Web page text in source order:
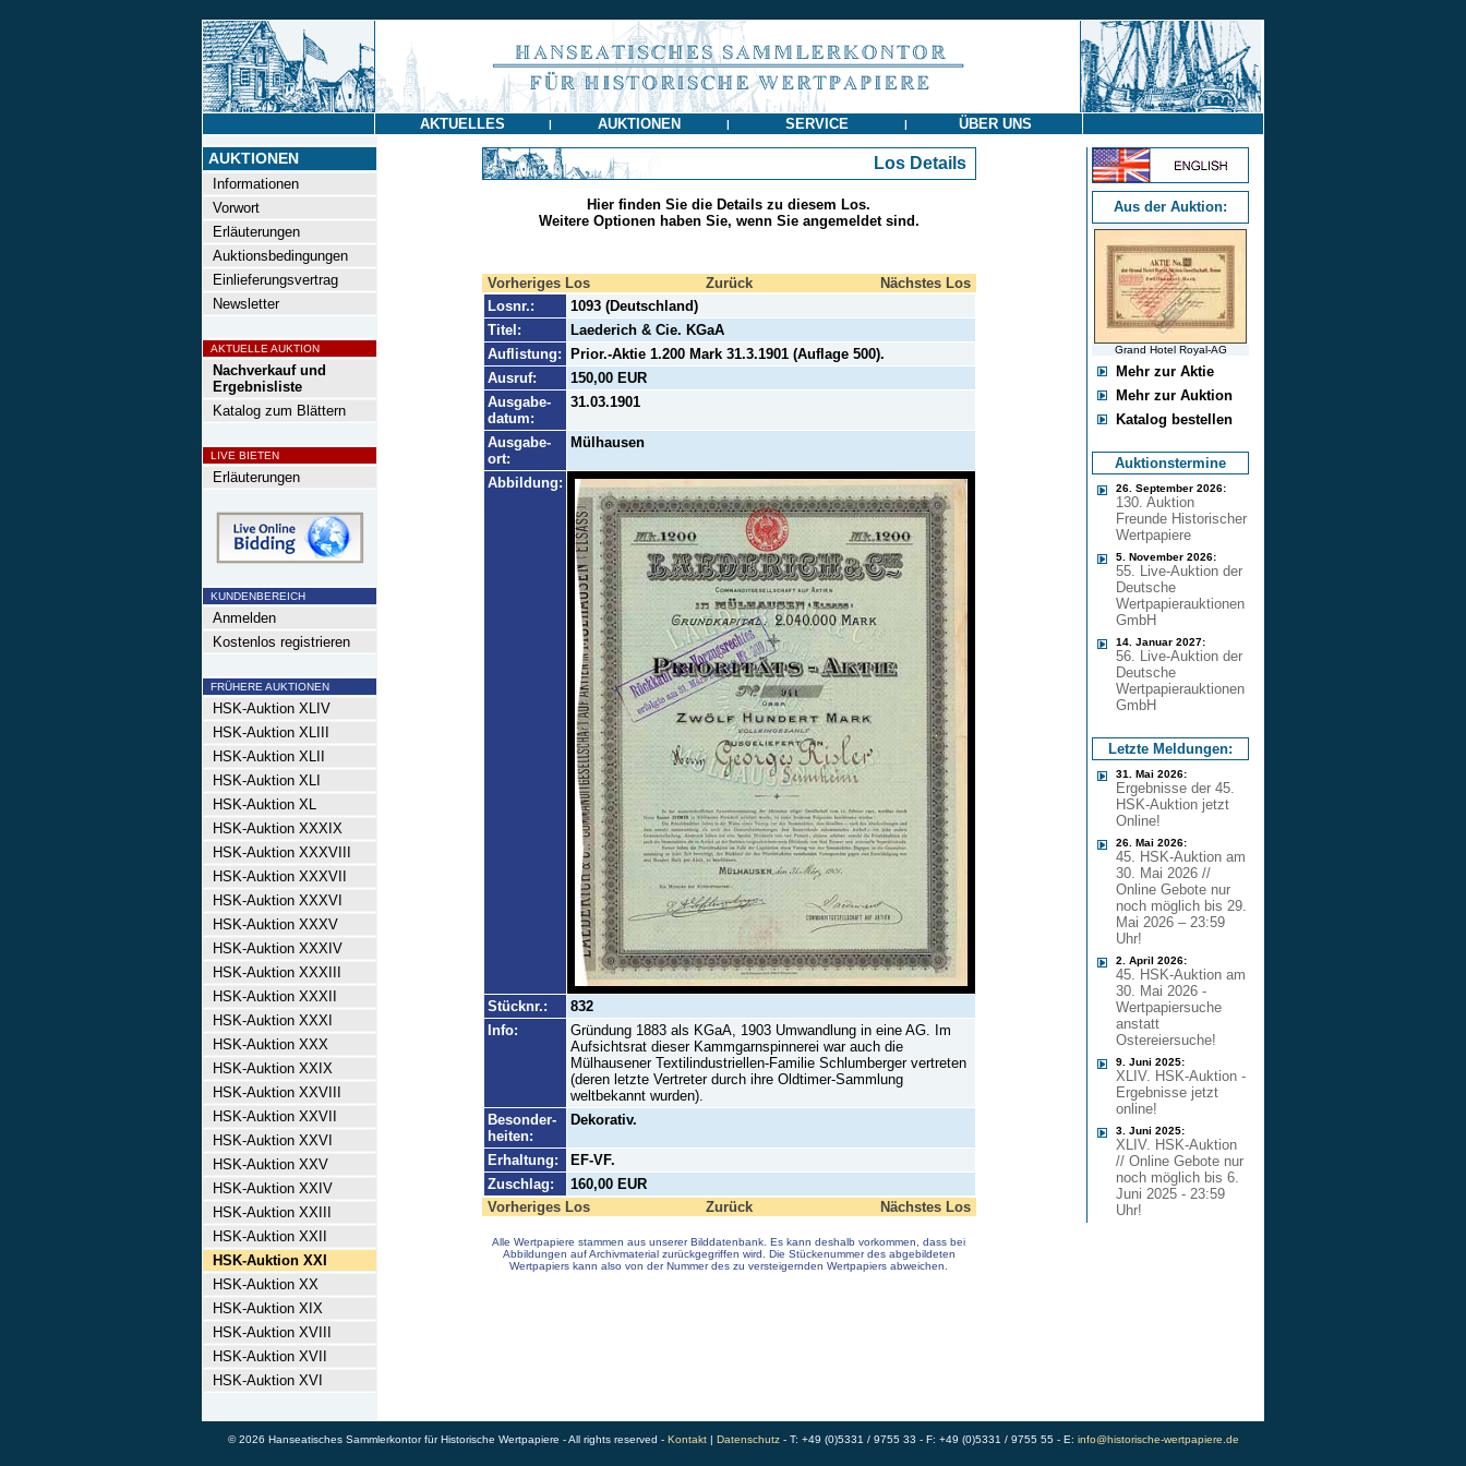
AKTUELLES | AUKTIONEN | SERVICE | ÜBER UNS
AUKTIONEN
Informationen
Vorwort
Erläuterungen
Auktionsbedingungen
Einlieferungsvertrag
Newsletter
AKTUELLE AUKTION
Nachverkauf und
Ergebnisliste
Katalog zum Blättern
LIVE BIETEN
Erläuterungen
KUNDENBEREICH
Anmelden
Kostenlos registrieren
FRÜHERE AUKTIONEN
HSK-Auktion XLIV
HSK-Auktion XLIII
HSK-Auktion XLII
HSK-Auktion XLI
HSK-Auktion XL
HSK-Auktion XXXIX
HSK-Auktion XXXVIII
HSK-Auktion XXXVII
HSK-Auktion XXXVI
HSK-Auktion XXXV
HSK-Auktion XXXIV
HSK-Auktion XXXIII
HSK-Auktion XXXII
HSK-Auktion XXXI
HSK-Auktion XXX
HSK-Auktion XXIX
HSK-Auktion XXVIII
HSK-Auktion XXVII
HSK-Auktion XXVI
HSK-Auktion XXV
HSK-Auktion XXIV
HSK-Auktion XXIII
HSK-Auktion XXII
HSK-Auktion XXI
HSK-Auktion XX
HSK-Auktion XIX
HSK-Auktion XVIII
HSK-Auktion XVII
HSK-Auktion XVI
Los Details
Hier finden Sie die Details zu diesem Los.
Weitere Optionen haben Sie, wenn Sie angemeldet sind.
Vorheriges Los Zurück
Nächstes Los
Losnr.:
1093 (Deutschland)
Titel:
Laederich & Cie. KGaA
Auflistung:
Prior.-Aktie 1.200 Mark 31.3.1901 (Auflage 500).
Ausruf:
150,00 EUR
Ausgabe-
datum:
31.03.1901
Ausgabe-
ort:
Mülhausen
Abbildung:
Stücknr.:
832
Info:
Gründung 1883 als KGaA, 1903 Umwandlung in eine AG. Im
Aufsichtsrat dieser Kammgarnspinnerei war auch die
Mülhausener Textilindustriellen-Familie Schlumberger vertreten
(deren letzte Vertreter durch ihre Oldtimer-Sammlung
weltbekannt wurden).
Besonder-
heiten:
Dekorativ.
Erhaltung:
EF-VF.
Zuschlag:
160,00 EUR
Vorheriges Los
Zurück Nächstes Los
Alle Wertpapiere stammen aus unserer Bilddatenbank. Es kann deshalb vorkommen, dass bei
Abbildungen auf Archivmaterial zurückgegriffen wird. Die Stückenummer des abgebildeten
Wertpapiers kann also von der Nummer des zu versteigernden Wertpapiers abweichen.
Aus der Auktion:
Grand Hotel Royal-AG
Mehr zur Aktie
Mehr zur Auktion
Katalog bestellen
Auktionstermine
26. September 2026:
130. Auktion
Freunde Historischer
Wertpapiere
5. November 2026:
55. Live-Auktion der
Deutsche
Wertpapierauktionen
GmbH
14. Januar 2027:
56. Live-Auktion der
Deutsche
Wertpapierauktionen
GmbH
Letzte Meldungen:
31. Mai 2026:
Ergebnisse der 45.
HSK-Auktion jetzt
Online!
26. Mai 2026:
45. HSK-Auktion am
30. Mai 2026 //
Online Gebote nur
noch möglich bis 29.
Mai 2026 – 23:59
Uhr!
2. April 2026:
45. HSK-Auktion am
30. Mai 2026 -
Wertpapiersuche
anstatt
Ostereiersuche!
9. Juni 2025:
XLIV. HSK-Auktion -
Ergebnisse jetzt
online!
3. Juni 2025:
XLIV. HSK-Auktion
// Online Gebote nur
noch möglich bis 6.
Juni 2025 - 23:59
Uhr!
© 2026 Hanseatisches Sammlerkontor für Historische Wertpapiere - All rights reserved - Kontakt| Datenschutz- T: +49 (0)5331 / 9755 33 - F: +49 (0)5331 / 9755 55 - E: info@historische-wertpapiere.de